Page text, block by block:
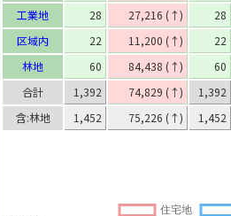
工業地
28 27,216 (↑)
28
区域内
22 11,200 (↑)
22
林地
60 84,438 (↑)
60
合計
1,392 74,829 (↑)
1,392
含:林地
1,452 75,226 (↑) 1,452